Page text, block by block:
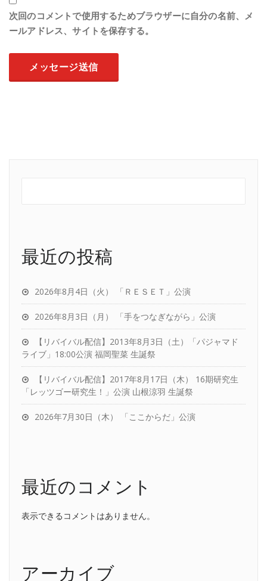
次回のコメントで使用するためブラウザーに自分の名前、メ
ールアドレス、サイトを保存する。
最近の投稿
2026年8月4日（火） 「ＲＥＳＥＴ」公演
2026年8月3日（月） 「手をつなぎながら」公演
【リバイバル配信】2013年8月3日（土）「パジャマド
ライブ」18:00公演 福岡聖菜 生誕祭
【リバイバル配信】2017年8月17日（木） 16期研究生
「レッツゴー研究生！」公演 山根涼羽 生誕祭
2026年7月30日（木） 「ここからだ」公演
最近のコメント
表示できるコメントはありません。
アーカイブ